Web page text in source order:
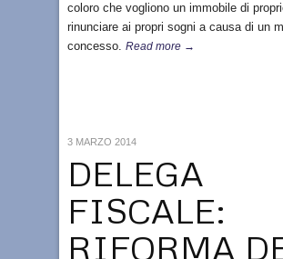
coloro che vogliono un immobile di
rinunciare ai propri sogni a causa di un
concesso. Read more →
DELEGA
FISCALE:
RIFORMA
3 MARZO 2014